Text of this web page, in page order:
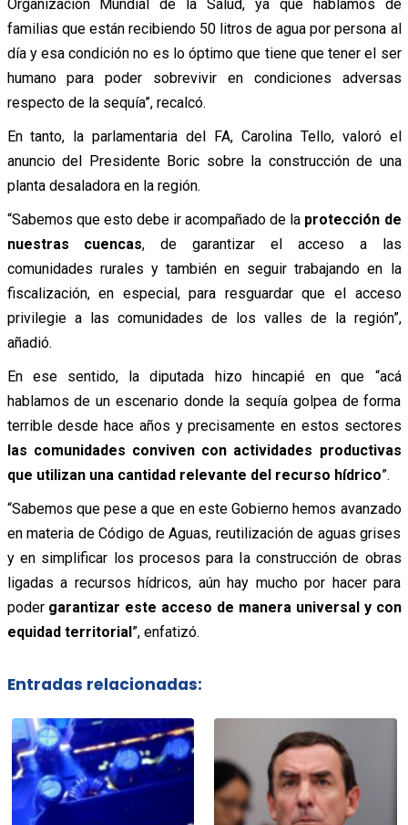
Organización Mundial de la Salud, ya que hablamos de
familias que están recibiendo 50 litros de agua por persona al
día y esa condición no es lo óptimo que tiene que tener el ser
humano para poder sobrevivir en condiciones adversas
respecto de la sequía”, recalcó.
En tanto, la parlamentaria del FA, Carolina Tello, valoró el
anuncio del Presidente Boric sobre la construcción de una
planta desaladora en la región.
“Sabemos que esto debe ir acompañado de la protección de
nuestras cuencas, de garantizar el acceso a las
comunidades rurales y también en seguir trabajando en la
fiscalización, en especial, para resguardar que el acceso
privilegie a las comunidades de los valles de la región”,
añadió.
En ese sentido, la diputada hizo hincapié en que “acá
hablamos de un escenario donde la sequía golpea de forma
terrible desde hace años y precisamente en estos sectores
las comunidades conviven con actividades productivas
que utilizan una cantidad relevante del recurso hídrico”.
“Sabemos que pese a que en este Gobierno hemos avanzado
en materia de Código de Aguas, reutilización de aguas grises
y en simplificar los procesos para la construcción de obras
ligadas a recursos hídricos, aún hay mucho por hacer para
poder garantizar este acceso de manera universal y con
equidad territorial”, enfatizó.
Entradas relacionadas: